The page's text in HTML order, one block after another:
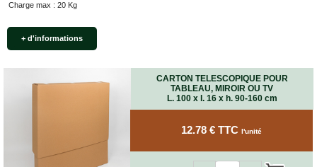
Charge max : 20 Kg
+ d'informations
CARTON TELESCOPIQUE POUR
TABLEAU, MIROIR OU TV
L. 100 x l. 16 x h. 90-160 cm
12.78 € TTC l'unité